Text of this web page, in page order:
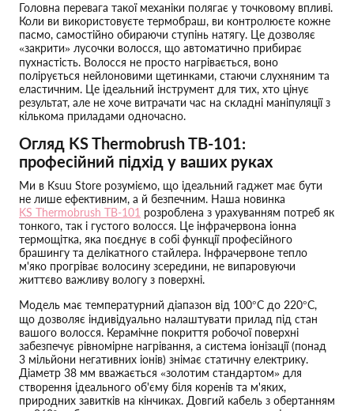
Головна перевага такої механіки полягає у точковому впливі.
Коли ви використовуєте термобраш, ви контролюєте кожне
пасмо, самостійно обираючи ступінь натягу. Це дозволяє
«закрити» лусочки волосся, що автоматично прибирає
пухнастість. Волосся не просто нагрівається, воно
полірується нейлоновими щетинками, стаючи слухняним та
еластичним. Це ідеальний інструмент для тих, хто цінує
результат, але не хоче витрачати час на складні маніпуляції з
кількома приладами одночасно.
Огляд KS Thermobrush TB-101:
професійний підхід у ваших руках
Ми в Ksuu Store розуміємо, що ідеальний гаджет має бути
не лише ефективним, а й безпечним. Наша новинка
KS Thermobrush TB-101 розроблена з урахуванням потреб як
тонкого, так і густого волосся. Це інфрачервона іонна
термощітка, яка поєднує в собі функції професійного
брашингу та делікатного стайлера. Інфрачервоне тепло
м'яко прогріває волосину зсередини, не випаровуючи
життєво важливу вологу з поверхні.
Модель має температурний діапазон від 100°C до 220°C,
що дозволяє індивідуально налаштувати прилад під стан
вашого волосся. Керамічне покриття робочої поверхні
забезпечує рівномірне нагрівання, а система іонізації (понад
3 мільйони негативних іонів) знімає статичну електрику.
Діаметр 38 мм вважається «золотим стандартом» для
створення ідеального об'єму біля коренів та м'яких,
природних завитків на кінчиках. Довгий кабель з обертанням